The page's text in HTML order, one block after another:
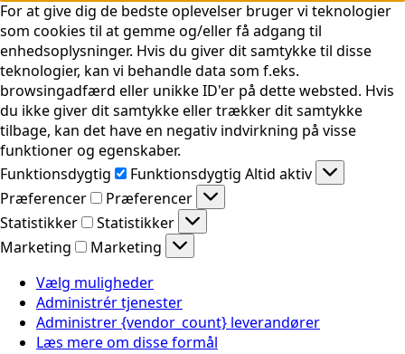
For at give dig de bedste oplevelser bruger vi teknologier
som cookies til at gemme og/eller få adgang til
enhedsoplysninger. Hvis du giver dit samtykke til disse
teknologier, kan vi behandle data som f.eks.
browsingadfærd eller unikke ID'er på dette websted. Hvis
du ikke giver dit samtykke eller trækker dit samtykke
tilbage, kan det have en negativ indvirkning på visse
funktioner og egenskaber.
Funktionsdygtig
Funktionsdygtig Altid aktiv
Præferencer
Præferencer
Statistikker
Statistikker
Marketing
Marketing
Vælg muligheder
Administrér tjenester
Administrer {vendor_count} leverandører
Læs mere om disse formål